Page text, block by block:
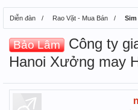
Diễn đàn Rao Vặt - Mua Bán Sim
Bảo Lâm
Công ty
Hanoi Xưởng may